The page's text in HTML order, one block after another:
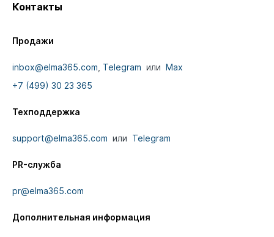
Контакты
Продажи
inbox@elma365.com Telegram или Max
+7 (499) 30 23 365
Техподдержка
support@elma365.com или Telegram
PR-служба
pr@elma365.com
Дополнительная информация